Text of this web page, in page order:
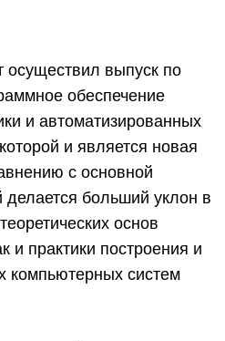
осуществил выпуск по
обеспечение
и автоматизированных
и является новая
с основной
больший уклон в
основ
и практики построения и
компьютерных систем